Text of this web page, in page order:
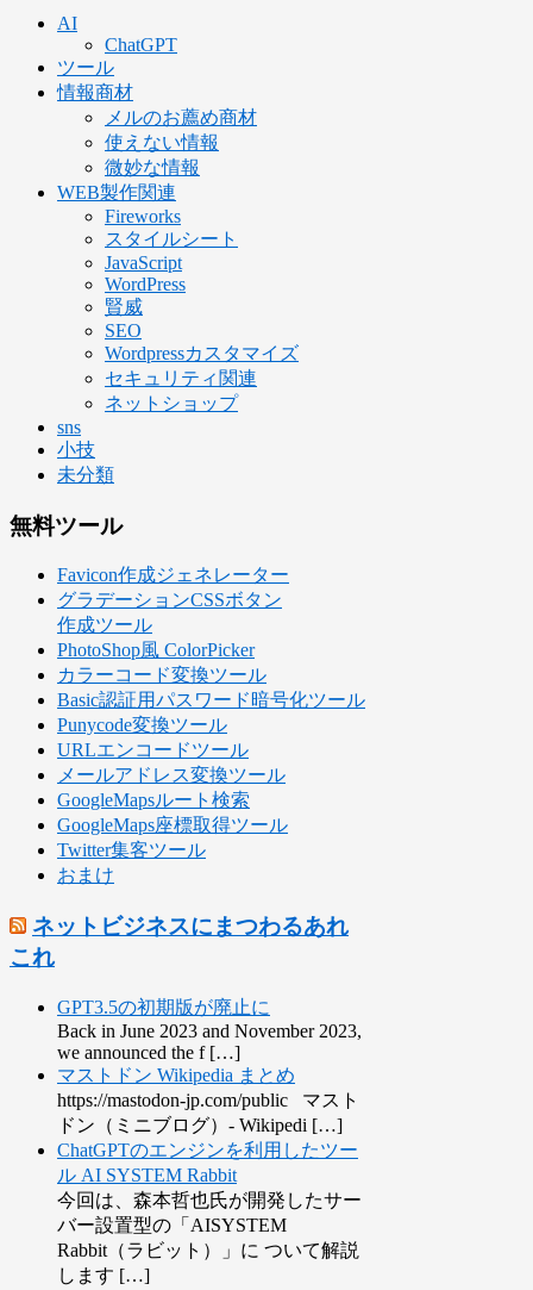
AI
ChatGPT
ツール
情報商材
メルのお薦め商材
使えない情報
微妙な情報
WEB製作関連
Fireworks
スタイルシート
JavaScript
WordPress
賢威
SEO
Wordpressカスタマイズ
セキュリティ関連
ネットショップ
sns
小技
未分類
無料ツール
Favicon作成ジェネレーター
グラデーションCSSボタン
作成ツール
PhotoShop風 ColorPicker
カラーコード変換ツール
Basic認証用パスワード暗号化ツール
Punycode変換ツール
URLエンコードツール
メールアドレス変換ツール
GoogleMapsルート検索
GoogleMaps座標取得ツール
Twitter集客ツール
おまけ
ネットビジネスにまつわるあれ
これ
GPT3.5の初期版が廃止に
Back in June 2023 and November 2023,
we announced the f […]
マストドン Wikipedia まとめ
https://mastodon-jp.com/public マスト
ドン（ミニブログ）- Wikipedi […]
ChatGPTのエンジンを利用したツー
ル AI SYSTEM Rabbit
今回は、森本哲也氏が開発したサー
バー設置型の「AISYSTEM
Rabbit（ラビット）」に ついて解説
します […]